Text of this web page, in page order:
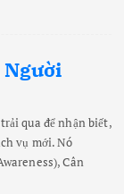
qua để nhận biết,
vụ mới. Nó
Cân